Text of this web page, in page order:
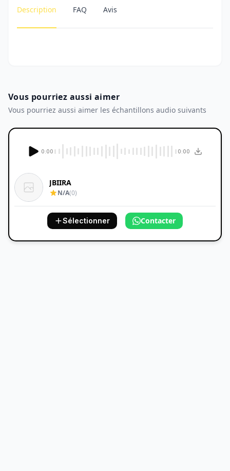
Description FAQ Avis
Vous pourriez aussi aimer
Vous pourriez aussi aimer les échantillons audio suivants
0:00 0:00
JBIIRA
N/A(0)
Sélectionner Contacter